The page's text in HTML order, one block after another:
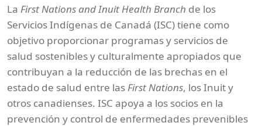
La First Nations and Inuit Health Branch de los
Servicios Indígenas de Canadá (ISC) tiene como
objetivo proporcionar programas y servicios de
salud sostenibles y culturalmente apropiados que
contribuyan a la reducción de las brechas en el
estado de salud entre las First Nations, los Inuit y
otros canadienses. ISC apoya a los socios en la
prevención y control de enfermedades prevenibles